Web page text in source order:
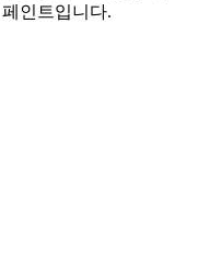
인트입니다.